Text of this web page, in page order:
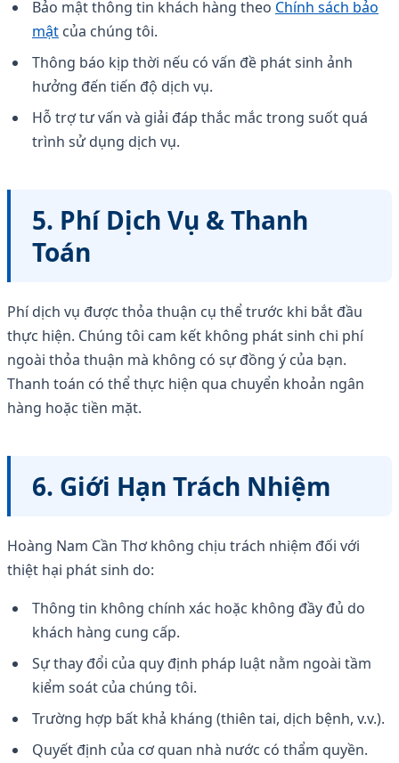
Bảo mật thông tin khách hàng theo Chính sách bảo
mật của chúng tôi.
Thông báo kịp thời nếu có vấn đề phát sinh ảnh
hưởng đến tiến độ dịch vụ.
Hỗ trợ tư vấn và giải đáp thắc mắc trong suốt quá
trình sử dụng dịch vụ.
5. Phí Dịch Vụ & Thanh
Toán
Phí dịch vụ được thỏa thuận cụ thể trước khi bắt đầu
thực hiện. Chúng tôi cam kết không phát sinh chi phí
ngoài thỏa thuận mà không có sự đồng ý của bạn.
Thanh toán có thể thực hiện qua chuyển khoản ngân
hàng hoặc tiền mặt.
6. Giới Hạn Trách Nhiệm
Hoàng Nam Cần Thơ không chịu trách nhiệm đối với
thiệt hại phát sinh do:
Thông tin không chính xác hoặc không đầy đủ do
khách hàng cung cấp.
Sự thay đổi của quy định pháp luật nằm ngoài tầm
kiểm soát của chúng tôi.
Trường hợp bất khả kháng (thiên tai, dịch bệnh, v.v.).
Quyết định của cơ quan nhà nước có thẩm quyền.